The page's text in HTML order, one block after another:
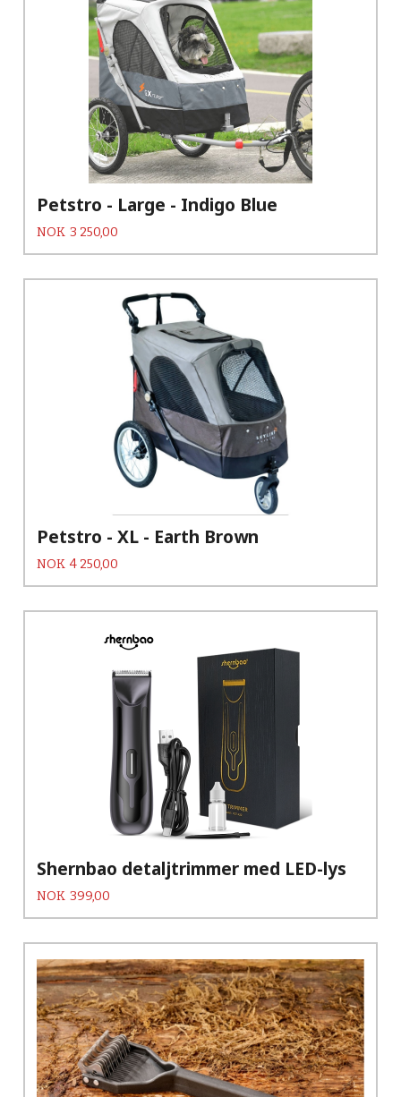
Petstro - Large - Indigo Blue
Pris
NOK 3 250,00
Petstro - XL - Earth Brown
Pris
NOK 4 250,00
Shernbao detaljtrimmer med LED-lys
Pris
NOK 399,00